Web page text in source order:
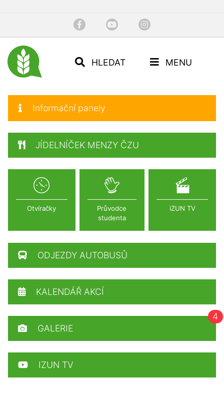
HLEDAT MENU
Informační panely
JÍDELNÍČEK MENZY ČZU
Otvíračky
Průvodce
studenta
iZUN TV
ODJEZDY AUTOBUSŮ
KALENDÁŘ AKCÍ
GALERIE
4
IZUN TV